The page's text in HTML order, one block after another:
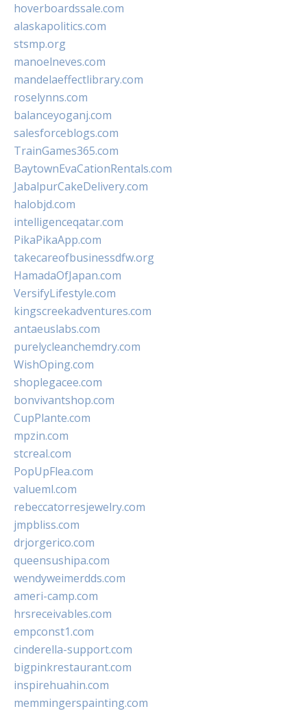
hoverboardssale.com
alaskapolitics.com
stsmp.org
manoelneves.com
mandelaeffectlibrary.com
roselynns.com
balanceyoganj.com
salesforceblogs.com
TrainGames365.com
BaytownEvaCationRentals.com
JabalpurCakeDelivery.com
halobjd.com
intelligenceqatar.com
PikaPikaApp.com
takecareofbusinessdfw.org
HamadaOfJapan.com
VersifyLifestyle.com
kingscreekadventures.com
antaeuslabs.com
purelycleanchemdry.com
WishOping.com
shoplegacee.com
bonvivantshop.com
CupPlante.com
mpzin.com
stcreal.com
PopUpFlea.com
valueml.com
rebeccatorresjewelry.com
jmpbliss.com
drjorgerico.com
queensushipa.com
wendyweimerdds.com
ameri-camp.com
hrsreceivables.com
empconst1.com
cinderella-support.com
bigpinkrestaurant.com
inspirehuahin.com
memmingerspainting.com